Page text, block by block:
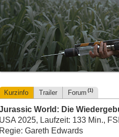
Kurzinfo Trailer Forum (1)
World: Die
USA 2025, Laufzeit: 133 Min.,
Regie: Gareth Edwards